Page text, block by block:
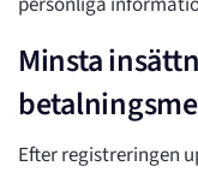
Minsta
Efter registreringen